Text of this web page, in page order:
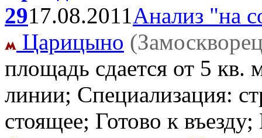
2917.08.2011Анализ "на
Царицыно
площадь сдается от 5
линии; Специализация:
стоящее; Готово к